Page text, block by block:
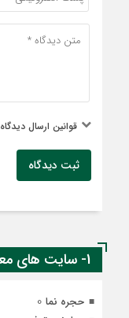
قوانین ارسال دیدگاه
ثبت دیدگاه
1- سایت های معاونت تهذیب
حجره نما